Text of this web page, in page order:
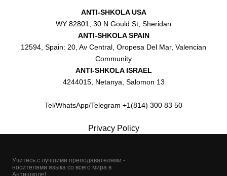
ANTI-SHKOLA USA
WY 82801, 30 N Gould St, Sheridan
ANTI-SHKOLA SPAIN
12594, Spain: 20, Av Central, Oropesa Del Mar, Valencian
Community
ANTI-SHKOLA ISRAEL
4244015, Netanya, Salomon 13
Tel/WhatsApp/Telegram +1(814) 300 83 50
Privacy Policy
Учитесь с лучшими преподавателями -
носителями языка со всего мира в